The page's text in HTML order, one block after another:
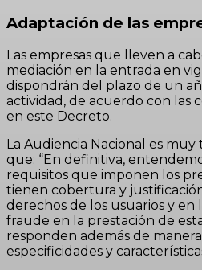
Adaptación de las
Las empresas que lleven a
mediación en la entrada en
dispondrán del plazo de un
actividad, de acuerdo con las
en este Decreto.
La Audiencia Nacional es
que: “En definitiva,
requisitos que imponen los
tienen cobertura y
derechos de los usuarios y en
fraude en la prestación de
responden además de
especificidades y